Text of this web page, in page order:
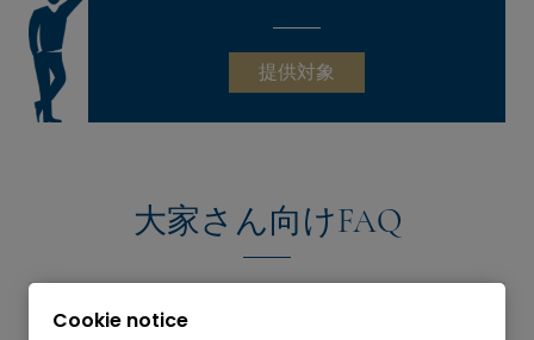
提供対象
大家さん向けFAQ
Mr.Lodgeを通してレンタルできるのは？
Cookie notice